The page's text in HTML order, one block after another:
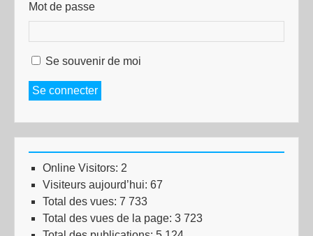
Mot de passe
Se souvenir de moi
Se connecter
Online Visitors: 2
Visiteurs aujourd’hui: 67
Total des vues: 7 733
Total des vues de la page: 3 723